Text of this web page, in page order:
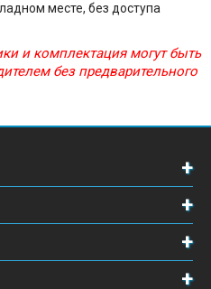
месте, без доступа
и комплектация могут быть
без предварительного